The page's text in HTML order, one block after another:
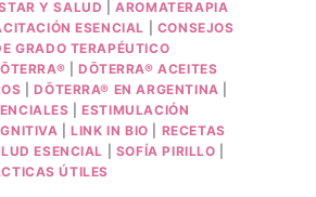
Y SALUD |AROMATERAPIA
ESENCIAL
CONSEJOS
GRADO TERAPÉUTICO
DŌTERRA® ACEITES
|DŌTERRA® EN ARGENTINA
|ESTIMULACIÓN
|LINK IN BIO
RECETAS
ESENCIAL SOFÍA PIRILLO
ÚTILES